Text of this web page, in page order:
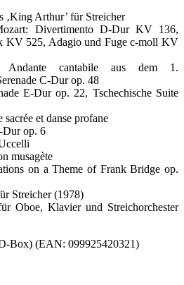
‚King Arthur’ für Streicher
Divertimento D-Dur KV 136,
KV 525, Adagio und Fuge c-moll KV
Andante cantabile aus dem 1.
C-Dur op. 48
E-Dur op. 22, Tschechische Suite
et danse profane
Dur op. 6
musagète
on a Theme of Frank Bridge op.
Streicher (1978)
Oboe, Klavier und Streichorchester
Box) (EAN: 099925420321)